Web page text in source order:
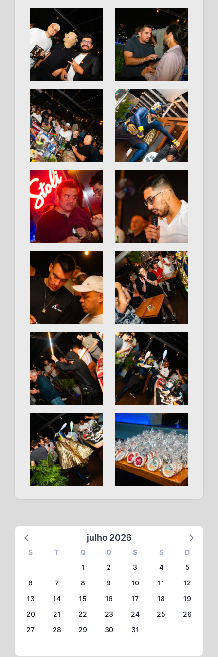
julho 2026
S T Q Q S S
D
1
2 3 4
5
6
7 8 9 10 11
12
13
14 15 16 17 18
19
20
21 22 23 24 25
26
27
28 29 30 31